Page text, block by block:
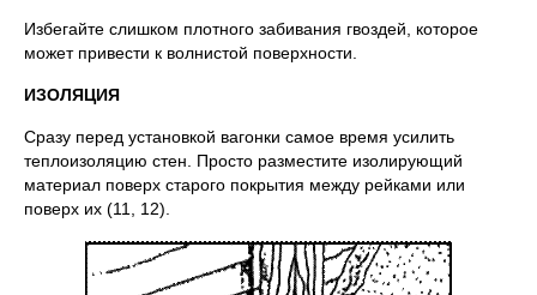
Избегайте слишком плотного забивания гвоздей, которое
может привести к волнистой поверхности.
ИЗОЛЯЦИЯ
Сразу перед установкой вагонки самое время усилить
теплоизоляцию стен. Просто разместите изолирующий
материал поверх старого покрытия между рейками или
поверх их (11, 12).